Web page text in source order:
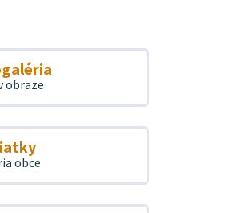
obraze
obce